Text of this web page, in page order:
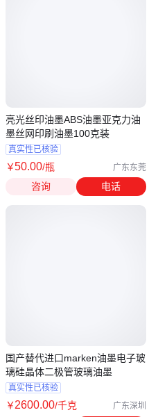
亮光丝印油墨ABS油墨亚克力油
墨丝网印刷油墨100克装
真实性已核验
￥50.00/瓶 广东东莞
咨询 电话
国产替代进口marken油墨电子玻
璃硅晶体二极管玻璃油墨
真实性已核验
￥2600.00/千克 广东深圳